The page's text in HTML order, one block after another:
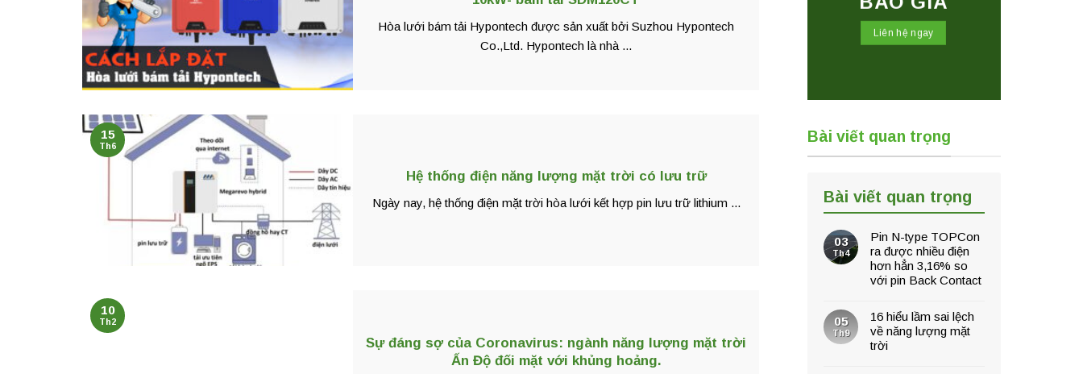
Hòa lưới bám tải Hypontech được sản xuất bởi Suzhou Hypontech
Co.,Ltd. Hypontech là nhà ...
Hệ thống điện năng lượng mặt trời có lưu trữ
Ngày nay, hệ thống điện mặt trời hòa lưới kết hợp pin lưu trữ lithium ...
15
Th6
Sự đáng sợ của Coronavirus: ngành năng lượng mặt trời
Ấn Độ đối mặt với khủng hoảng.
10
Th2
Liên hệ ngay
Bài viết quan trọng
Bài viết quan trọng
03
Th4
Pin N-type TOPCon
ra được nhiều điện
hơn hẳn 3,16% so
với pin Back Contact
05
Th9
16 hiểu lầm sai lệch
về năng lượng mặt
trời